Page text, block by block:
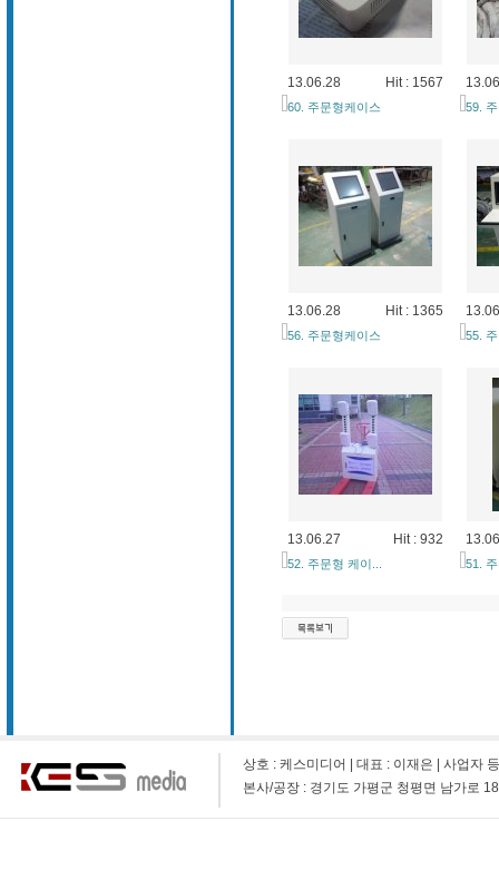
13.06.28 Hit : 1567
60. 주문형케이스 59.
13.06.28 Hit : 1365
56. 주문형케이스 55.
13.06.27 Hit : 932
52. 주문형 케이... 51.
상호 : 케스미디어 | 대표 : 이재은 | 사업자
본사/공장 : 경기도 가평군 청평면 남가로